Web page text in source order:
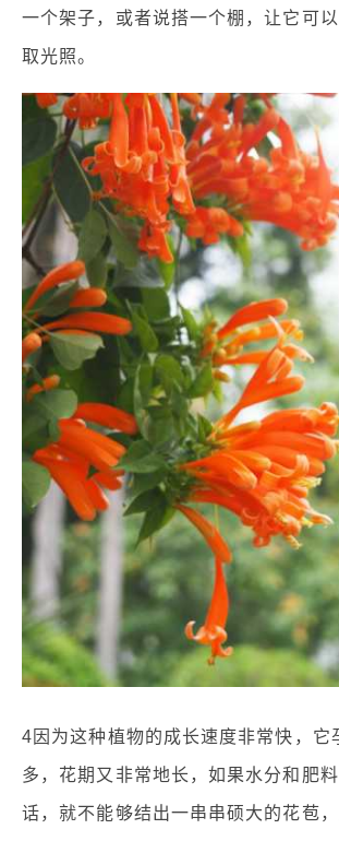
一个架子，或者说搭一个棚，让它可
取光照。
4因为这种植物的成长速度非常快，它
多，花期又非常地长，如果水分和肥
话，就不能够结出一串串硕大的花苞